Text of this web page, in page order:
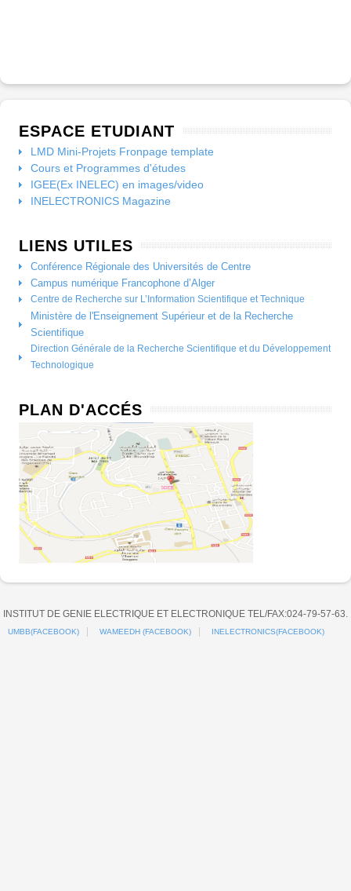
ESPACE ETUDIANT
LMD Mini-Projets Fronpage template
Cours et Programmes d'études
IGEE(Ex INELEC) en images/video
INELECTRONICS Magazine
LIENS UTILES
Conférence Régionale des Universités de Centre
Campus numérique Francophone d’Alger
Centre de Recherche sur L’Information Scientifique et Technique
Ministère de l'Enseignement Supérieur et de la Recherche
Scientifique
Direction Générale de la Recherche Scientifique et du Développement
Technologique
PLAN D'ACCÉS
INSTITUT DE GENIE ELECTRIQUE ET ELECTRONIQUE TEL/FAX:024-79-57-63.
UMBB(FACEBOOK) WAMEEDH (FACEBOOK) INELECTRONICS(FACEBOOK)